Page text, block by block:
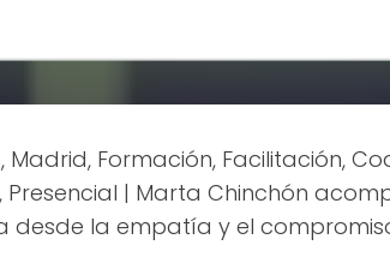
Formación, Facilitación,
Presencial | Marta Chinchón
desde la empatía y el